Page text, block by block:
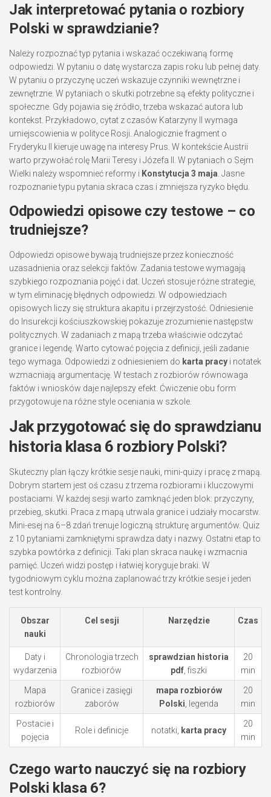
Jak interpretować pytania o rozbiory
Polski w sprawdzianie?
Należy rozpoznać typ pytania i wskazać oczekiwaną formę
odpowiedzi. W pytaniu o datę wystarcza zapis roku lub pełnej daty.
W pytaniu o przyczynę uczeń wskazuje czynniki wewnętrzne i
zewnętrzne. W pytaniach o skutki potrzebne są efekty polityczne i
społeczne. Gdy pojawia się źródło, trzeba wskazać autora lub
kontekst. Przykładowo, cytat z czasów Katarzyny II wymaga
umiejscowienia w polityce Rosji. Analogicznie fragment o
Fryderyku II kieruje uwagę na interesy Prus. W kontekście Austrii
warto przywołać rolę Marii Teresy i Józefa II. W pytaniach o Sejm
Wielki należy wspomnieć reformy i Konstytucja 3 maja . Jasne
rozpoznanie typu pytania skraca czas i zmniejsza ryzyko błędu.
Odpowiedzi opisowe czy testowe – co
trudniejsze?
Odpowiedzi opisowe bywają trudniejsze przez konieczność
uzasadnienia oraz selekcji faktów. Zadania testowe wymagają
szybkiego rozpoznania pojęć i dat. Uczeń stosuje różne strategie,
w tym eliminację błędnych odpowiedzi. W odpowiedziach
opisowych liczy się struktura akapitu i przejrzystość. Odniesienie
do Insurekcji kościuszkowskiej pokazuje zrozumienie następstw
politycznych. W zadaniach z mapą trzeba właściwie odczytać
granice i legendę. Warto cytować pojęcia z definicji, jeśli zadanie
tego wymaga. Odpowiedzi z odniesieniem do karta pracy i notatek
wzmacniają argumentację. W testach z rozbiorów równowaga
faktów i wniosków daje najlepszy efekt. Ćwiczenie obu form
przygotowuje na różne style oceniania w szkole.
Jak przygotować się do sprawdzianu
historia klasa 6 rozbiory Polski?
Skuteczny plan łączy krótkie sesje nauki, mini-quizy i pracę z mapą.
Dobrym startem jest oś czasu z trzema rozbiorami i kluczowymi
postaciami. W każdej sesji warto zamknąć jeden blok: przyczyny,
przebieg, skutki. Praca z mapą utrwala granice i udziały mocarstw.
Mini-esej na 6–8 zdań trenuje logiczną strukturę argumentów. Quiz
z 10 pytaniami zamkniętymi sprawdza daty i nazwy. Ostatni etap to
szybka powtórka z definicji. Taki plan skraca naukę i wzmacnia
pamięć. Uczeń widzi postęp i łatwiej koryguje braki. W
tygodniowym cyklu można zaplanować trzy krótkie sesje i jeden
test kontrolny.
Obszar
nauki
Cel sesji Narzędzie Czas
Daty i
wydarzenia
Chronologia trzech
rozbiorów
sprawdzian historia
pdf , fiszki
20
min
Mapa
rozbiorów
Granice i zasięgi
zaborów
mapa rozbiorów
Polski , legenda
20
min
Postacie i
pojęcia
Role i definicje notatki, karta pracy
20
min
Czego warto nauczyć się na rozbiory
Polski klasa 6?